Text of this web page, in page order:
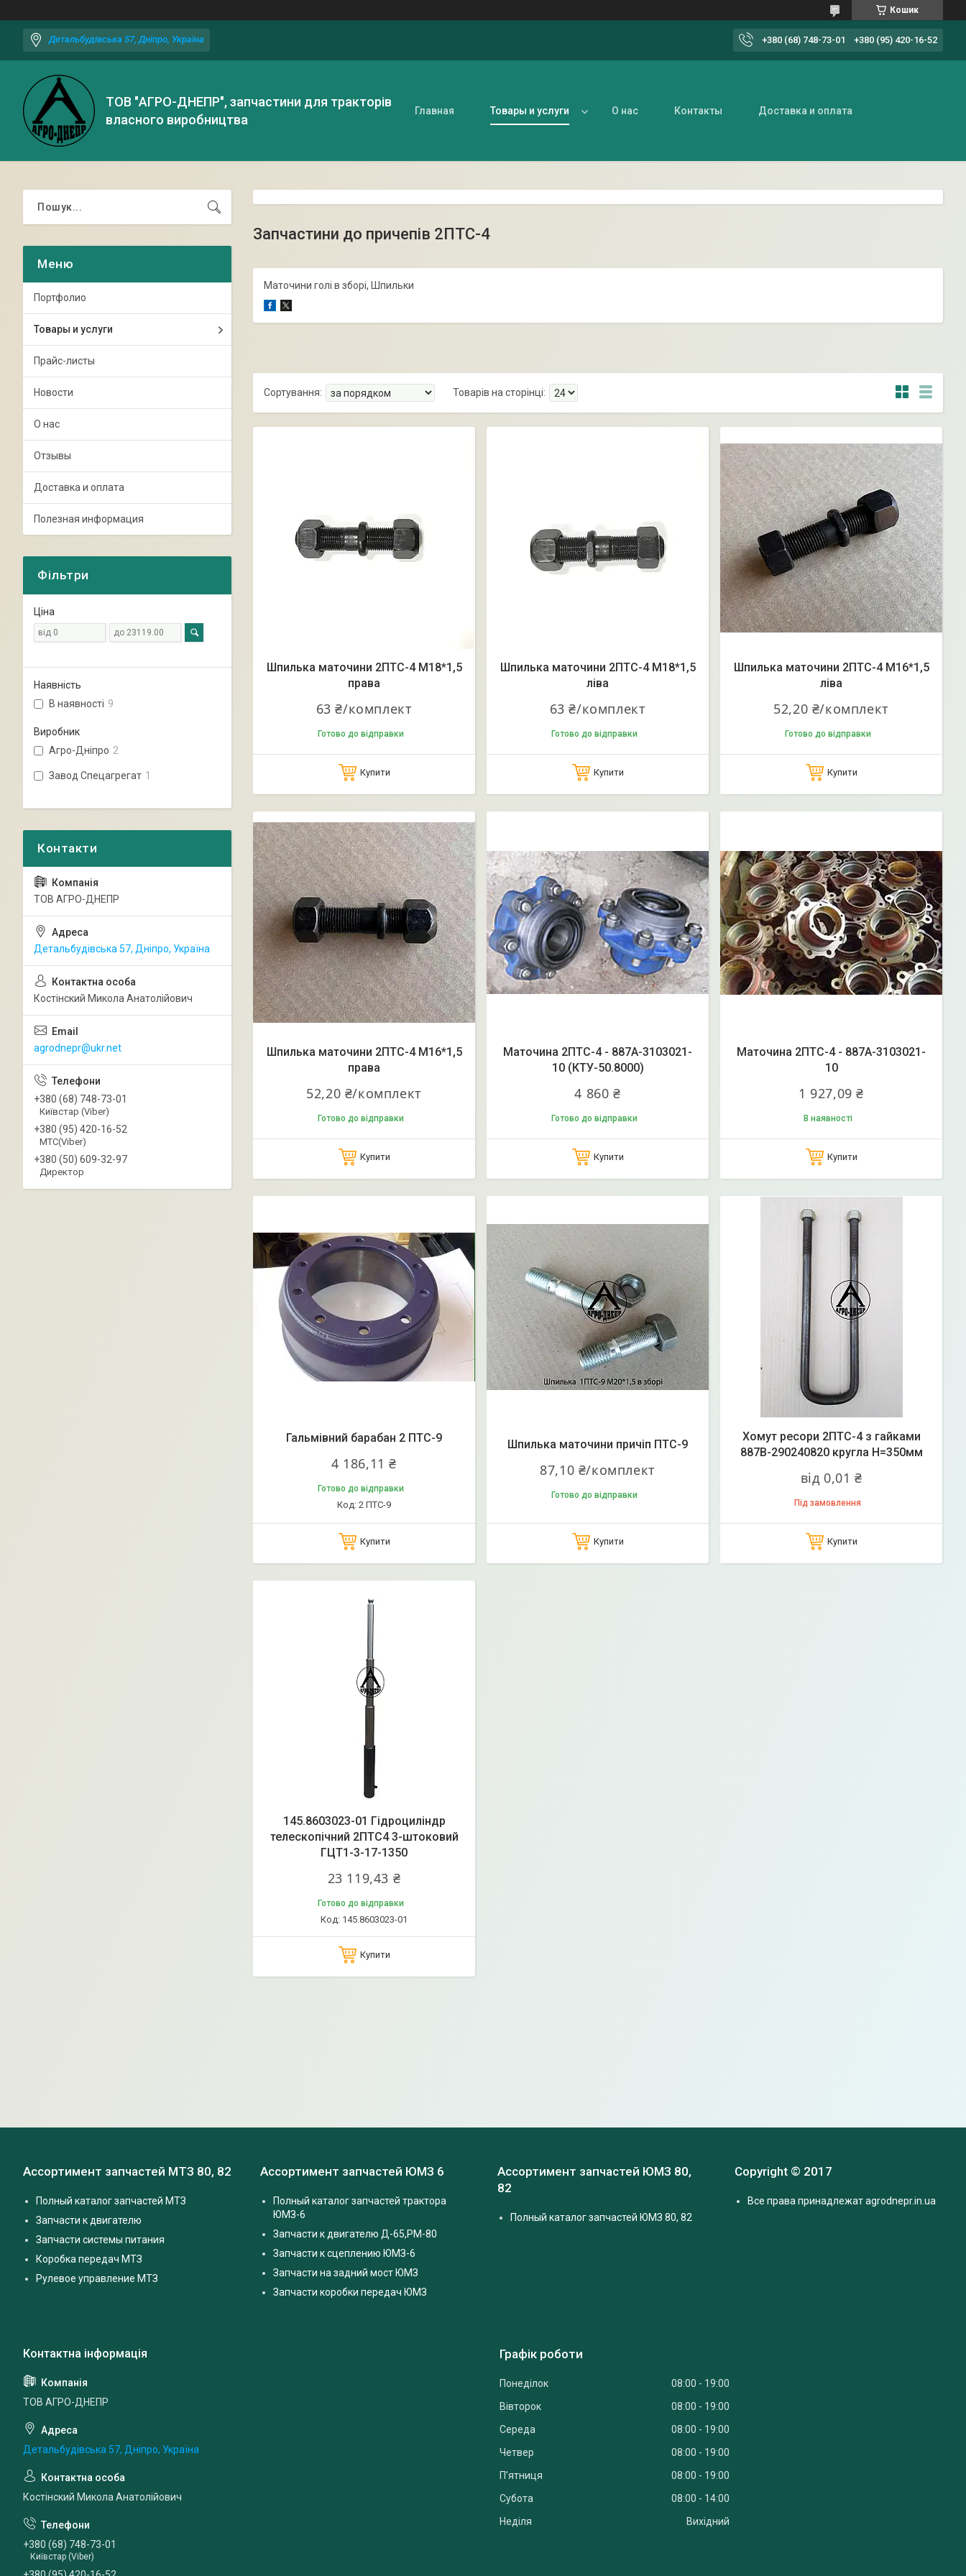
Кошик
Детальбудівська 57, Дніпро, Україна +380 (68) 748-73-01 +380 (95) 420-16-52
ТОВ "АГРО-ДНЕПР", запчастини для тракторів
власного виробництва
Главная Товары и услуги О нас Контакты Доставка и оплата
Запчастини до причепів 2ПТС-4
Маточини голі в зборі, Шпильки
Шпилька маточини 2ПТС-4 М18*1,5
права
63 ₴/комплект
Готово до відправки
Купити
Шпилька маточини 2ПТС-4 М18*1,5
ліва
63 ₴/комплект
Готово до відправки
Купити
Шпилька маточини 2ПТС-4 М16*1,5
ліва
52,20 ₴/комплект
Готово до відправки
Купити
Шпилька маточини 2ПТС-4 М16*1,5
права
52,20 ₴/комплект
Готово до відправки
Купити
Маточина 2ПТС-4 - 887А-3103021-
10 (КТУ-50.8000)
4 860 ₴
Готово до відправки
Купити
Маточина 2ПТС-4 - 887А-3103021-
10
1 927,09 ₴
В наявності
Купити
Гальмівний барабан 2 ПТС-9
4 186,11 ₴
Готово до відправки
2 ПТС-9
Купити
Шпилька маточини причіп ПТС-9
87,10 ₴/комплект
Готово до відправки
Купити
Хомут ресори 2ПТС-4 з гайками
887B-290240820 кругла Н=350мм
від 0,01 ₴
Під замовлення
Купити
145.8603023-01 Гідроциліндр
телескопічний 2ПТС4 3-штоковий
ГЦТ1-3-17-1350
23 119,43 ₴
Готово до відправки
145.8603023-01
Купити
Портфолио
Товары и услуги
Прайс-листы
Новости
О нас
Отзывы
Доставка и оплата
Полезная информация
Фільтри
Ціна
Наявність
В наявності 9
Виробник
Агро-Дніпро 2
Завод Спецагрегат 1
ТОВ АГРО-ДНЕПР
Детальбудівська 57, Дніпро, Україна
Костінский Микола Анатолійович
agrodnepr@ukr.net
+380 (68) 748-73-01
Київстар (Viber)
+380 (95) 420-16-52
МТС(Viber)
+380 (50) 609-32-97
Директор
Ассортимент запчастей МТЗ 80, 82
Полный каталог запчастей МТЗ
Запчасти к двигателю
Запчасти системы питания
Коробка передач МТЗ
Рулевое управление МТЗ
Ассортимент запчастей ЮМЗ 6
Полный каталог запчастей трактора
ЮМЗ-6
Запчасти к двигателю Д-65,РМ-80
Запчасти к сцеплению ЮМЗ-6
Запчасти на задний мост ЮМЗ
Запчасти коробки передач ЮМЗ
Ассортимент запчастей ЮМЗ 80,
82
Полный каталог запчастей ЮМЗ 80, 82
Copyright © 2017
Все права принадлежат agrodnepr.in.ua
ТОВ АГРО-ДНЕПР
Детальбудівська 57, Дніпро, Україна
Костінский Микола Анатолійович
+380 (68) 748-73-01
Київстар (Viber)
Графік роботи
Понеділок 08:00
19:00
Вівторок
08:00
19:00
Середа
08:00
19:00
Четвер
08:00
19:00
Пʼятниця
08:00
19:00
Субота
08:00
14:00
Неділя
Вихідний